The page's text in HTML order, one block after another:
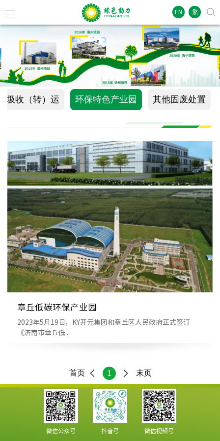
EN 繁
圾收（转）运 环保特色产业园 其他固废处置
章丘低碳环保产业园
2023年5月19日，KY开元集团和章丘区人民政府正式签订
《济南市章丘低...
首页 1 末页
微信公众号 抖音号 微信视频号